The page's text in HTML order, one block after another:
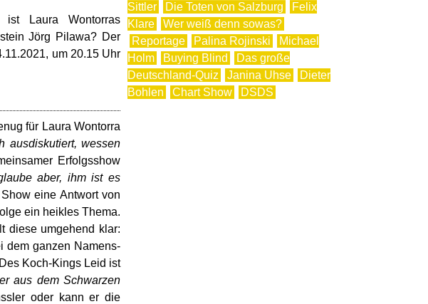
ist Laura Wontorras
Jörg Pilawa? Der
um 20.15 Uhr
für Laura Wontorra
ausdiskutiert, wessen
Erfolgsshow
aber, ihm ist es
eine Antwort von
ein heikles Thema.
diese umgehend klar:
dem ganzen Namens-
Koch-Kings Leid ist
aus dem Schwarzen
oder kann er die
Sittler
Die Toten von Salzburg
Felix
Klare
Wer weiß denn sowas?
Reportage
Palina Rojinski
Michael
Holm
Buying Blind
Das große
Deutschland-Quiz
Janina Uhse
Dieter
Bohlen
Chart Show DSDS